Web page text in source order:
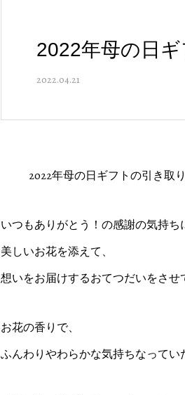
2022年母の日
2022.04.21
2022年母の日ギフトの引き取
いつもありがとう！の感謝の気持ち
美しいお花を添えて、
想いをお届けするおてつだいをさせ
お花の香りで、
ふんわりやわらかな気持ちなってい